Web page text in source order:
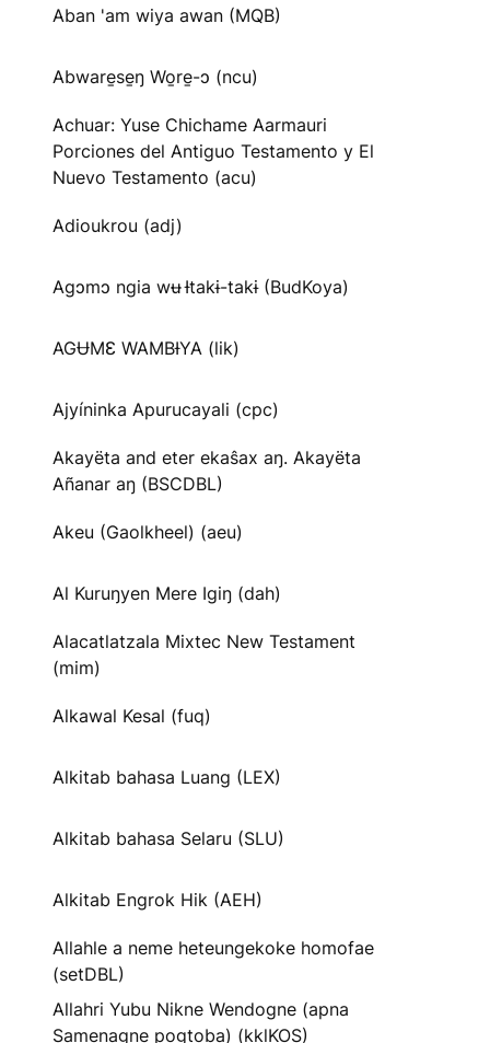
Aban 'am wiya awan (MQB)
Abware̱se̱ŋ Wo̱re̱-ɔ (ncu)
Achuar: Yuse Chichame Aarmauri
Porciones del Antiguo Testamento y El
Nuevo Testamento (acu)
Adioukrou (adj)
Agɔmɔ ngia wʉ Ɨtakɨ-takɨ (BudKoya)
AGɄMƐ WAMBƗYA (lik)
Ajyíninka Apurucayali (cpc)
Akayëta and eter ekaŝax aŋ. Akayëta
Añanar aŋ (BSCDBL)
Akeu (Gaolkheel) (aeu)
Al Kuruŋyen Mere Igiŋ (dah)
Alacatlatzala Mixtec New Testament
(mim)
Alkawal Kesal (fuq)
Alkitab bahasa Luang (LEX)
Alkitab bahasa Selaru (SLU)
Alkitab Engrok Hik (AEH)
Allahle a neme heteungekoke homofae
(setDBL)
Allahri Yubu Nikne Wendogne (apna
Samenagne pogtoba) (kklKOS)